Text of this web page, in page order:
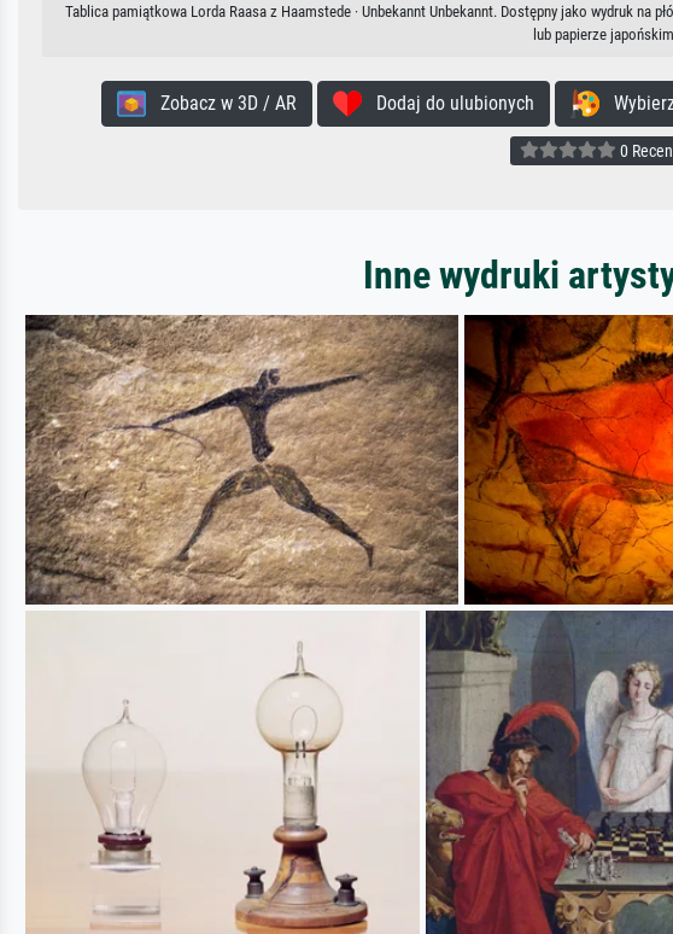
Tablica pamiątkowa Lorda Raasa z Haamstede · Unbekannt Unbekannt. Dostępny jako wydruk na
lub papierze
Zobacz w 3D / AR Dodaj do ulubionych Wybierz
0
Inne wydruki